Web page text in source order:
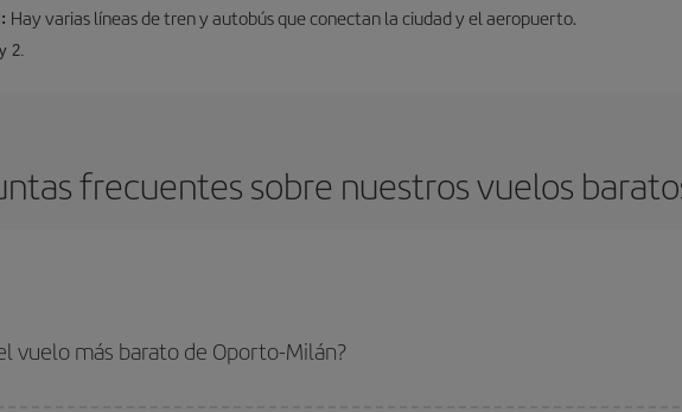
Hay varias líneas de tren y autobús que conectan la ciudad y el aeropuerto.
2.
frecuentes sobre nuestros vuelos
vuelo más barato de Oporto-Milán?